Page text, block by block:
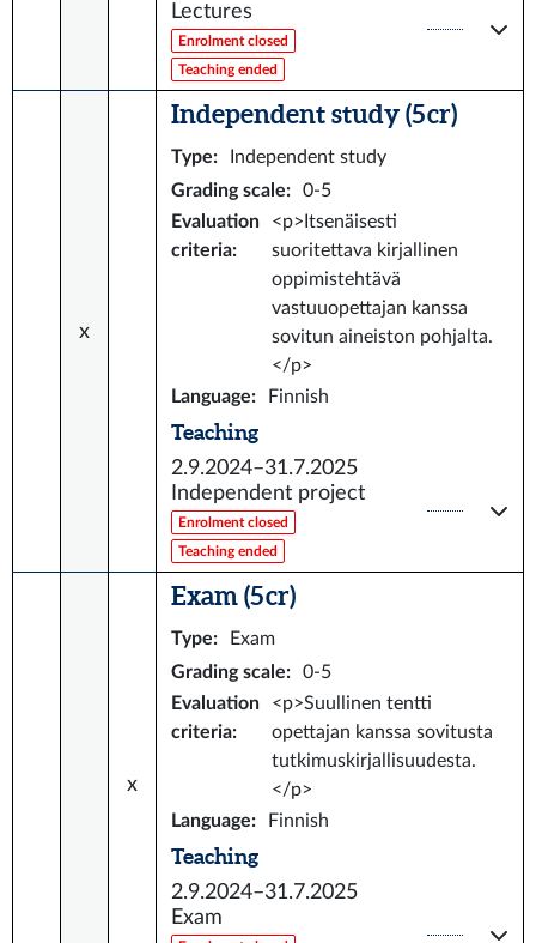
Lectures
Enrolment closed
Teaching ended
x
Independent study (5 cr)
Type:
Independent study
Grading scale:
0-5
Evaluation
criteria:
<p>Itsenäisesti
suoritettava kirjallinen
oppimistehtävä
vastuuopettajan kanssa
sovitun aineiston pohjalta.
</p>
Language: Finnish
Teaching
2.9.2024–31.7.2025
Independent project
Enrolment closed
Teaching ended
x
Exam (5 cr)
Type:
Exam
Grading scale:
0-5
Evaluation
criteria:
<p>Suullinen tentti
opettajan kanssa sovitusta
tutkimuskirjallisuudesta.
</p>
Language: Finnish
Teaching
2.9.2024–31.7.2025
Exam